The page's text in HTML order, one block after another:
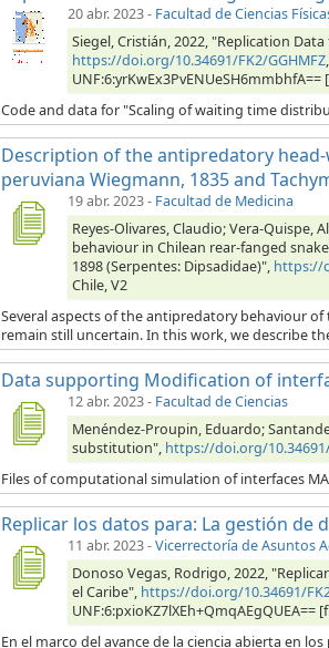
20 abr. 2023- Facultad de Ciencias
Siegel, Cristián, 2022, "Replication
https://doi.org/10.34691/FK2/GGHMFZ
UNF:6:yrKwEx3PvENUeSH6mmbhfA==
Code and data for "Scaling of waiting time
Description of the antipredatory
peruviana Wiegmann, 1835 and
19 abr. 2023- Facultad de Medicina
Reyes-Olivares, Claudio; Vera-
behaviour in Chilean rear-fanged
1898 (Serpentes: Dipsadidae)", https://
Chile, V2
Several aspects of the antipredatory behaviour
remain still uncertain. In this work, we describe
Data supporting Modification of
12 abr. 2023- Facultad de Ciencias
Menéndez-Proupin, Eduardo;
substitution", https://doi.org/
Files of computational simulation of interfaces
Replicar los datos para: La gestión de
11 abr. 2023-Vicerrectoría de Asuntos
Donoso Vegas, Rodrigo, 2022,
el Caribe", https://doi.org/10.34691/
UNF:6:pxioKZ7lXEh+QmqAEgQUEA==
En el marco del avance de la ciencia abierta en